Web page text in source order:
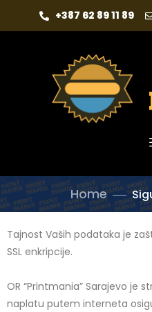
+387 62 89 11 89
Home
Tajnost Vaših podataka je
SSL enkripcije.
OR “Printmania” Sarajevo je
naplatu putem interneta